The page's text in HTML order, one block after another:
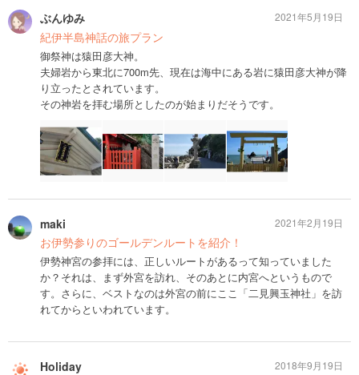
ぶんゆみ
紀伊半島神話の旅プラン
御祭神は猿田彦大神。
夫婦岩から東北に700m先、現在は海中にある岩に猿田彦大神が降
り立ったとされています。
その神岩を拝む場所としたのが始まりだそうです。
2021年5月19日
maki
お伊勢参りのゴールデンルートを紹介！
伊勢神宮の参拝には、正しいルートがあるって知っていました
か？それは、まず外宮を訪れ、そのあとに内宮へというもので
す。さらに、ベストなのは外宮の前にここ「二見興玉神社」を訪
れてからといわれています。
2021年2月19日
Holiday 2018年9月19日